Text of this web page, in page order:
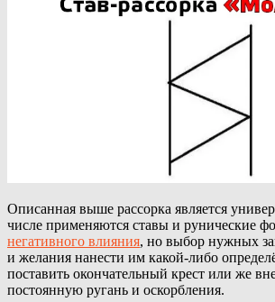
Описанная выше рассорка является
числе применяются ставы и рунические
негативного влияния, но выбор нужных
и желания нанести им какой-либо
поставить окончательный крест или же
постоянную ругань и оскорбления.